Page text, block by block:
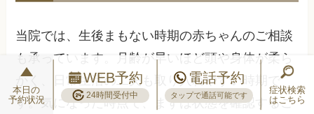
当院では、生後まもない時期の赤ちゃんのご相談
も承っています。月齢が早いほど頭や身体が柔ら
かく、日常生活の工夫も取り入れやすい時期で
す。気になった時点で、まずは状態を確認するこ
本日の
予約状況
WEB予約
24時間受付中
電話予約
タップで通話可能です
症状検索
はこちら